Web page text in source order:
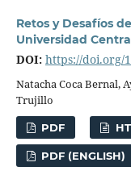
Retos y Desafíos
Universidad
DOI: https://doi.org/
Natacha Coca Bernal,
Trujillo
PDF
PDF (ENGLISH)